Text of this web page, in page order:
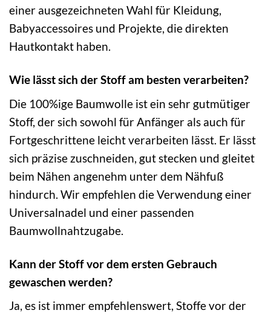
einer ausgezeichneten Wahl für Kleidung,
Babyaccessoires und Projekte, die direkten
Hautkontakt haben.
Wie lässt sich der Stoff am besten verarbeiten?
Die 100%ige Baumwolle ist ein sehr gutmütiger
Stoff, der sich sowohl für Anfänger als auch für
Fortgeschrittene leicht verarbeiten lässt. Er lässt
sich präzise zuschneiden, gut stecken und gleitet
beim Nähen angenehm unter dem Nähfuß
hindurch. Wir empfehlen die Verwendung einer
Universalnadel und einer passenden
Baumwollnahtzugabe.
Kann der Stoff vor dem ersten Gebrauch
gewaschen werden?
Ja, es ist immer empfehlenswert, Stoffe vor der